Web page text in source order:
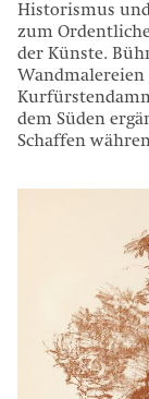
Historismus
zum
der Künste.
Wandmalereien
dem Süden
Schaffen